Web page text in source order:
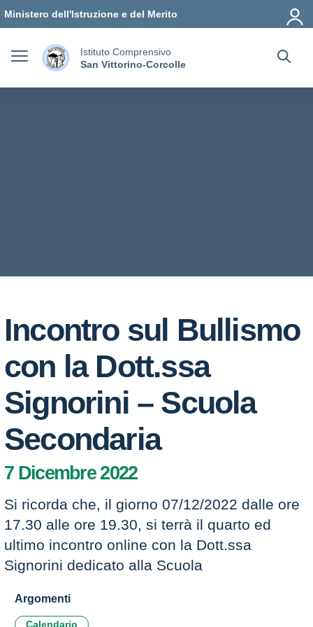
Ministero dell'Istruzione e del Merito
Istituto Comprensivo
San Vittorino-Corcolle
Incontro sul Bullismo
con la Dott.ssa
Signorini – Scuola
Secondaria
7 Dicembre 2022
Si ricorda che, il giorno 07/12/2022 dalle ore
17.30 alle ore 19.30, si terrà il quarto ed
ultimo incontro online con la Dott.ssa
Signorini dedicato alla Scuola
Argomenti
Calendario